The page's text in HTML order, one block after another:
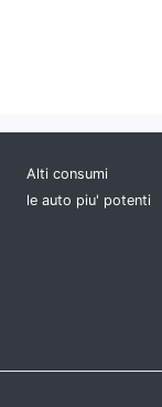
Alti consumi
le auto piu' potenti